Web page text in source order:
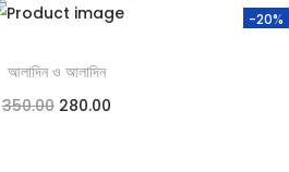
আলাদিন ও আলাদিন
350.00 280.00
-20%